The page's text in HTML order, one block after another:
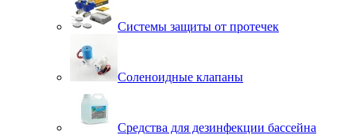
Системы защиты от протечек
Соленоидные клапаны
Средства для дезинфекции бассейна